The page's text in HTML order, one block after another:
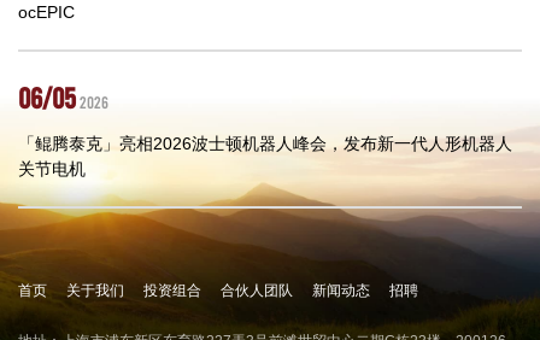
ocEPIC
06/052026
「鲲腾泰克」亮相2026波士顿机器人峰会，发布新一代人形机器人
关节电机
首页 关于我们 投资组合 合伙人团队 新闻动态 招聘